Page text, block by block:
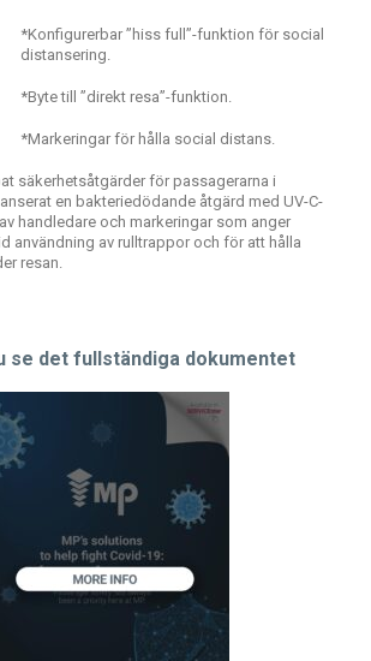
*Konfigurerbar ”hiss full”-funktion för social
distansering.
*Byte till ”direkt resa”-funktion.
*Markeringar för hålla social distans.
säkerhetsåtgärder för passagerarna i
en bakteriedödande åtgärd med UV-C-
handledare och markeringar som anger
användning av rulltrappor och för att hålla
resan.
se det fullständiga dokumentet